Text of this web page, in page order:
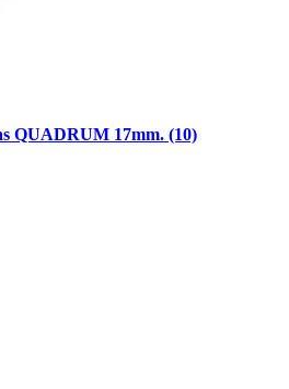
QUADRUM 17mm. (10)